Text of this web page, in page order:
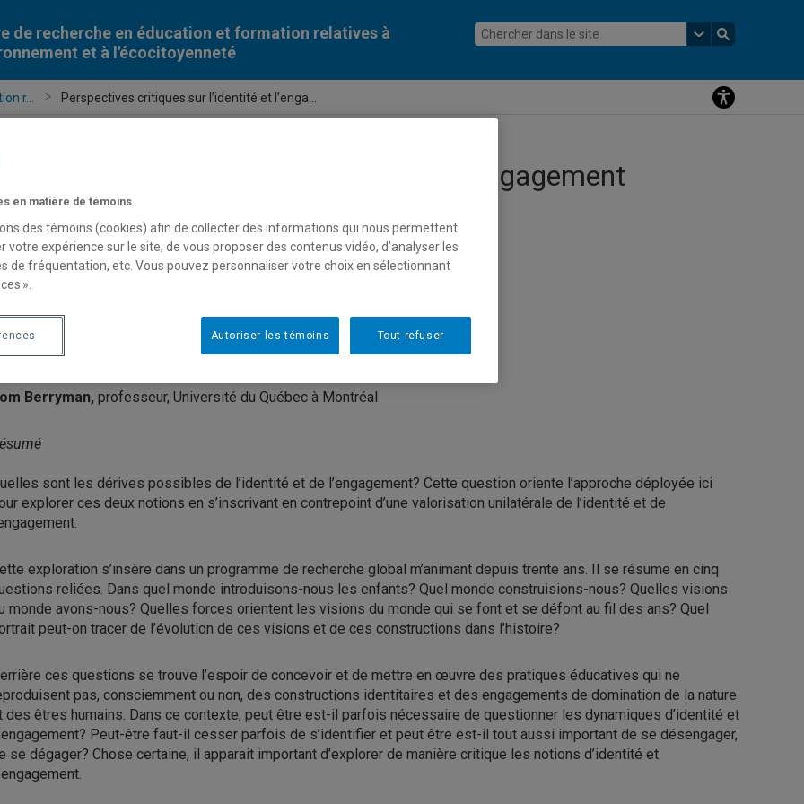
de recherche en éducation et formation relatives à
et à l'écocitoyenneté
r... Perspectives critiques sur l’identité et l’enga...
critiques sur l’identité et l’engagement
critiques sur l’identité et l’engagement
Berryman, professeur, Université du Québec à Montréal
sont les dérives possibles de l’identité et de l’engagement? Cette question oriente l’approche déployée ici
explorer ces deux notions en s’inscrivant en contrepoint d’une valorisation unilatérale de l’identité et de
exploration s’insère dans un programme de recherche global m’animant depuis trente ans. Il se résume en cinq
reliées. Dans quel monde introduisons-nous les enfants? Quel monde construisions-nous? Quelles visions
monde avons-nous? Quelles forces orientent les visions du monde qui se font et se défont au fil des ans? Quel
peut-on tracer de l’évolution de ces visions et de ces constructions dans l’histoire?
ces questions se trouve l’espoir de concevoir et de mettre en œuvre des pratiques éducatives qui ne
pas, consciemment ou non, des constructions identitaires et des engagements de domination de la nature
des êtres humains. Dans ce contexte, peut être est-il parfois nécessaire de questionner les dynamiques d’identité et
Peut-être faut-il cesser parfois de s’identifier et peut être est-il tout aussi important de se désengager,
se dégager? Chose certaine, il apparait important d’explorer de manière critique les notions d’identité et
en matière de témoins
des témoins (cookies) afin de collecter des informations qui nous permettent
votre expérience sur le site, de vous proposer des contenus vidéo, d’analyser les
de fréquentation, etc. Vous pouvez personnaliser votre choix en sélectionnant
».
Tout refuser
Autoriser les témoins